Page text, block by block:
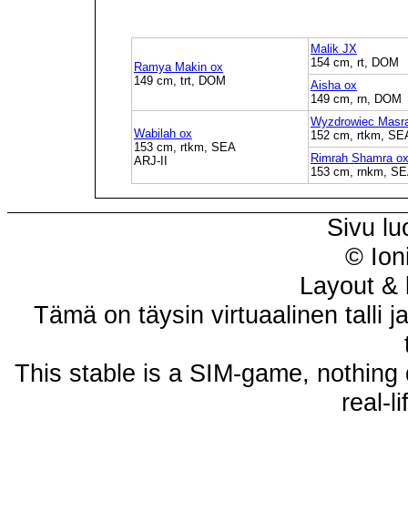
Ramya Makin ox
149 cm, trt, DOM
Malik JX
154 cm, rt, DOM
Aisha ox
149 cm, rn, DOM
Wabilah ox
153 cm, rtkm, SEA
ARJ-II
Wyzdrowiec
152 cm, rtkm,
Rimrah Shamra ox
153 cm, rnkm,
Sivu
©
Layout &
Tämä on täysin virtuaalinen talli
This stable is a SIM-game,
real-